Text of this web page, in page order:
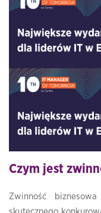
Czym jest
Zwinność